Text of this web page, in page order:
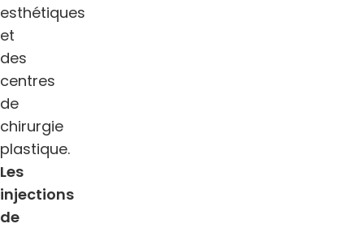
esthétiques
et
des
centres
de
chirurgie
plastique.
Les
injections
de